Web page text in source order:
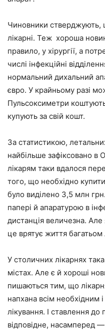
Чиновники
лікарні. Теж хороша
правило, у хірургії, а
числі інфекційні
нормальний дихальний
євро. У крайньому разі
Пульсоксиметри
купують за свій кошт.
За статистикою,
найбільше зафіксовано в
лікарям таки вдалося
того, що необхідно
було виділено 3,5 млн
папері й апаратурою в
дистанція величезна. Але
це врятує життя
У столичних лікарнях
містах. Але є й хороші
пишаються тим, що
напхана всім необхідним
лікування. І ставлення до
відповідне, насамперед —